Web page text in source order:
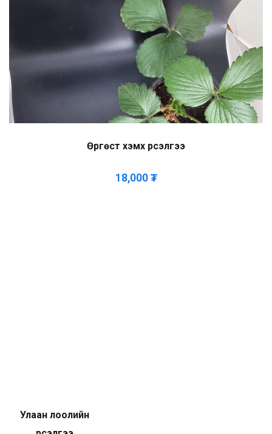
Өргөст хэмх үрсэлгээ
18,000₮
Улаан лоолийн